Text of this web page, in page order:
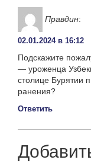
Правдин:
02.01.2024 в 16:12
Подскажите
— уроженца
столице Бурятии
ранения?
Ответить